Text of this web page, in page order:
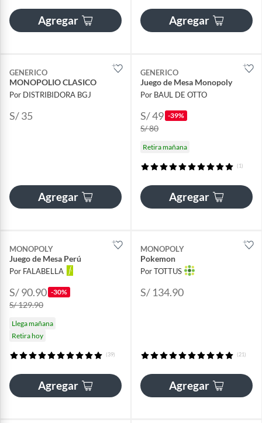
Agregar Agregar
GENERICO
MONOPOLIO CLASICO
Por DISTRIBIDORA BGJ
S/ 35
Agregar
GENERICO
Juego de Mesa Monopoly
Por BAUL DE OTTO
S/ 49 -39%
S/ 80
Retira mañana
(1)
Agregar
MONOPOLY
Juego de Mesa Perú
Por FALABELLA
S/ 90.90 -30%
S/ 129.90
Llega mañana
Retira hoy
(39)
Agregar
MONOPOLY
Pokemon
Por TOTTUS
S/ 134.90
(21)
Agregar